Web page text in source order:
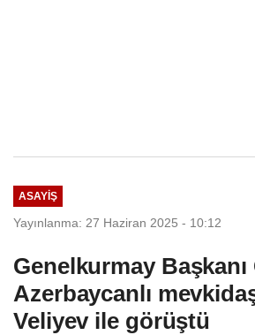
ASAYIŞ
Yayınlanma: 27 Haziran 2025 - 10:12
Genelkurmay Başkanı
Azerbaycanlı
Veliyev ile görüştü